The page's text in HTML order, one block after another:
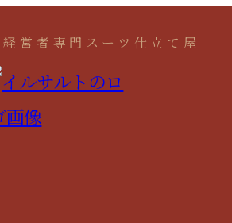
営者専門スーツ仕立て屋